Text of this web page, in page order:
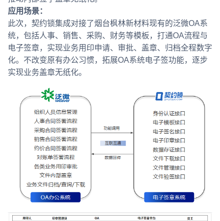
应用场景：
此次，契约锁集成对接了烟台枫林新材料现有的泛微OA系
统，包括人事、销售、采购、财务等模板，打通OA流程与
电子签章，实现业务用印申请、审批、盖章、归档全程数字
化。不改变原有办公习惯，拓展OA系统电子签功能，逐步
实现业务盖章无纸化。